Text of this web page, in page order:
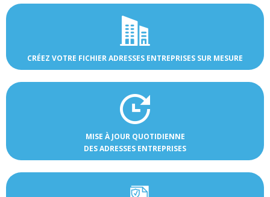
CRÉEZ VOTRE FICHIER ADRESSES ENTREPRISES SUR MESURE
MISE À JOUR QUOTIDIENNE
DES ADRESSES ENTREPRISES